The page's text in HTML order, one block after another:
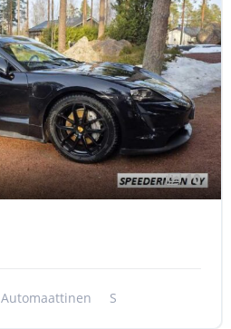
10
Automaattinen S